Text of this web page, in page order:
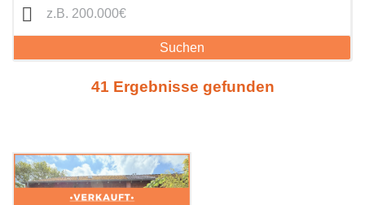
Suchen
41 Ergebnisse gefunden